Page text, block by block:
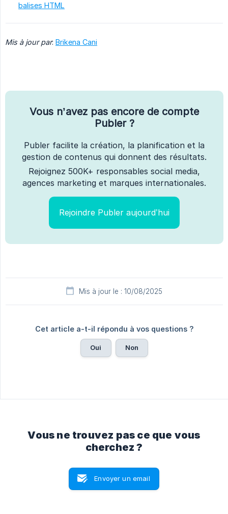
balises HTML
Mis à jour par: Brikena Cani
Vous n’avez pas encore de compte
Publer ?
Publer facilite la création, la planification et la
gestion de contenus qui donnent des résultats.
Rejoignez 500K+ responsables social media,
agences marketing et marques internationales.
Rejoindre Publer aujourd’hui
Mis à jour le : 10/08/2025
Cet article a-t-il répondu à vos questions ?
Oui Non
Vous ne trouvez pas ce que vous
cherchez ?
Envoyer un email